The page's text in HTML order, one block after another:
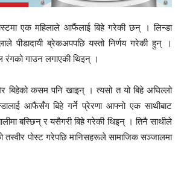
एक महिलाले आफैंलाई बिहे गरेकी छन् । लिन्डा
पीडादायी ब्रेकअपपछि यस्तो निर्णय गरेकी हुन् ।
रंगको गाउन लगाएकी थिइन् ।
बिहेको कसम पनि खाइन् । त्यसो त यो बिहे अघिल्लो
आफैंसँग बिहे गर्ने प्रेरणा आफ्नो एक साथीबाट
बस्छिन् र यसैगरी बिहे गरेकी थिइन् । तिनै साथीले
तस्वीर पोस्ट गरेपछि मानिसहरूले सामाजिक सञ्जालमा